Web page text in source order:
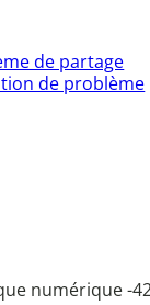
de partage
de problème
numérique -